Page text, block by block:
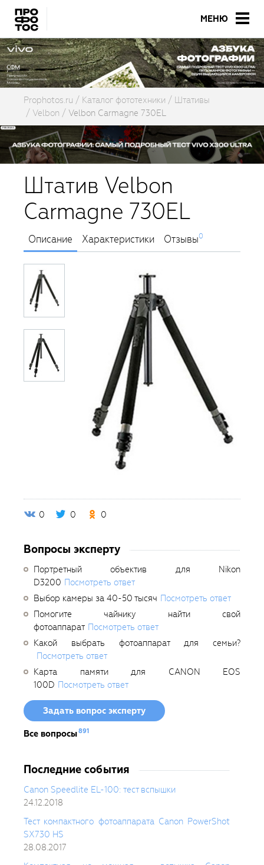
МЕНЮ
Prophotos.ru Каталог фототехники
Штативы
Velbon
Velbon Carmagne 730EL
Штатив Velbon
Carmagne 730EL
Описание Характеристики Отзывы0
0 0 0
Вопросы эксперту
Портретный объектив для Nikon
D3200 Посмотреть ответ
Выбор камеры за 40-50 тысяч Посмотреть ответ
Помогите чайнику найти свой
фотоаппарат Посмотреть ответ
Какой выбрать фотоаппарат для семьи?
Посмотреть ответ
Карта памяти для CANON EOS
100D Посмотреть ответ
Задать вопрос эксперту
Все вопросы891
Последние события
Canon Speedlite EL-100: тест вспышки
24.12.2018
Тест компактного фотоаппарата Canon PowerShot
SX730 HS
28.08.2017